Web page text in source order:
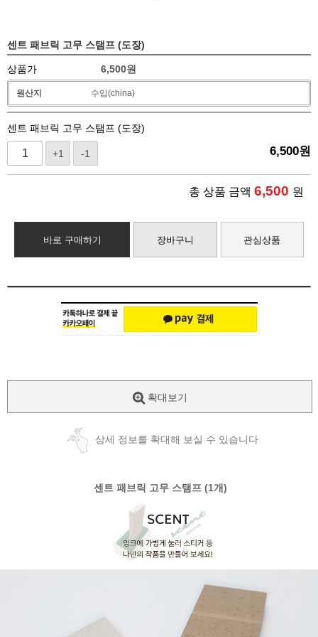
센트 패브릭 고무 스탬프 (도장)
상품가 6,500원
원산지 수입(china)
센트 패브릭 고무 스탬프 (도장)
+1 -1 6,500원
총 상품 금액 6,500 원
바로 구매하기 장바구니 관심상품
확대보기
상세 정보를 확대해 보실 수 있습니다
센트 패브릭 고무 스탬프 (1개)